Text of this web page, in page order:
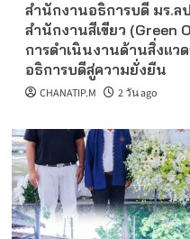
สำนักงานอธิการบดี มร.ล
สำนักงานสีเขียว (Green
การดำเนินงานด้านสิ่งแว
อธิการบดีสู่ความยั่งยืน
CHANATIP.M 2 วัน ago